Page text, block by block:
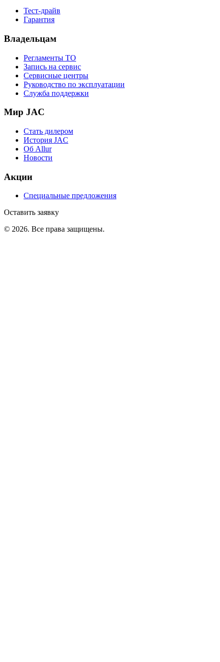
Тест-драйв
Гарантия
Владельцам
Регламенты ТО
Запись на сервис
Сервисные центры
Руководство по эксплуатации
Служба поддержки
Мир JAC
Стать дилером
История JAC
Об Allur
Новости
Акции
Специальные предложения
Оставить заявку
© 2026. Все права защищены.